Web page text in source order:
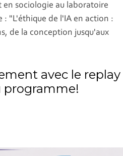
en sociologie au laboratoire
: "L'éthique de l'IA en action :
de la conception jusqu'aux
avec le replay
programme!